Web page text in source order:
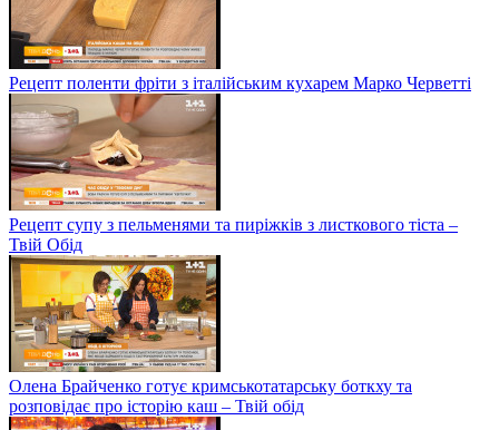
Рецепт поленти фріти з італійським кухарем Марко Черветті
Рецепт супу з пельменями та пиріжків з листкового тіста –
Твій Обід
Олена Брайченко готує кримськотатарську боткху та
розповідає про історію каш – Твій обід